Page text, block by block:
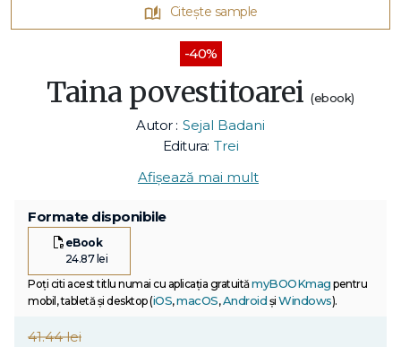
Citește sample
-40%
Taina povestitoarei(ebook)
Autor : Sejal Badani
Editura: Trei
Afișează mai mult
Formate disponibile
eBook
24.87 lei
Poți citi acest titlu numai cu aplicația gratuitămyBOOKmag pentru
mobil, tabletă și desktop (iOS,macOS,Android și Windows).
41.44 lei